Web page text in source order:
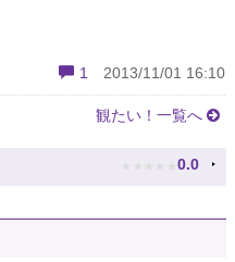
1 2013/11/01 16:10
観たい！一覧へ
★ ★ ★ ★ ★ 0.0